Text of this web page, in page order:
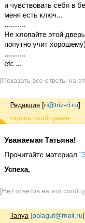
и чувствовать себя в
меня есть ключ...
...........
Не хлопайте этой
попутно учит
...........
etc ...
[Показать все ответы на
Редакция [ri@triz-ri.ru]
Уважаемая Татьяна!
Прочитайте материал
Успеха,
[Нет ответов на это
Tanya [palagut@mail.ru]